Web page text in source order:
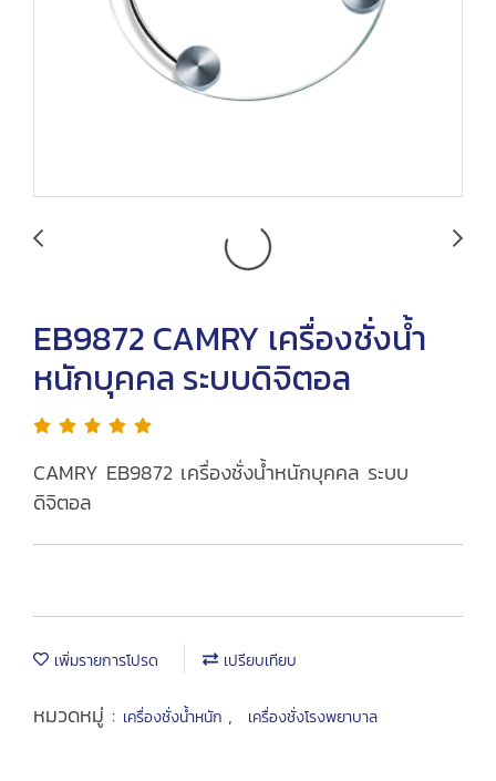
EB9872 CAMRY เครื่องชั่งน้ำ
หนักบุคคล ระบบดิจิตอล
CAMRY EB9872 เครื่องชั่งน้ำหนักบุคคล ระบบ
ดิจิตอล
เพิ่มรายการโปรด เปรียบเทียบ
หมวดหมู่ : เครื่องชั่งน้ำหนัก , เครื่องชั่งโรงพยาบาล